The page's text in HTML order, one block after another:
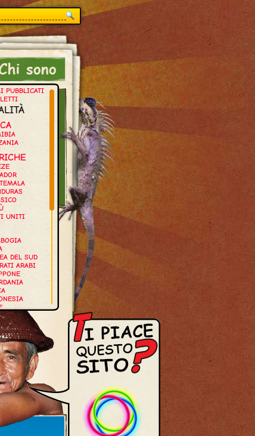
PUBBLICATI
UNITI
DEL SUD
ARABI